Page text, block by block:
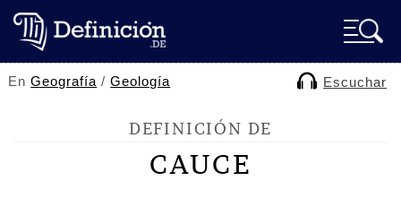
EnGeografía /Geología Escuchar
DEFINICIÓN DE
CAUCE